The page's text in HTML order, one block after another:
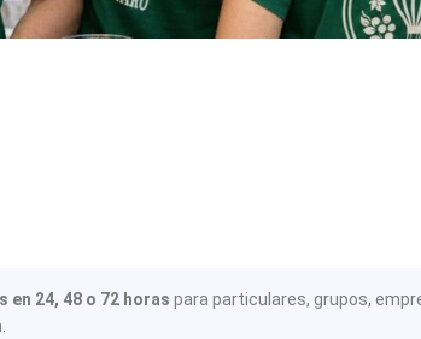
24, 48 o 72 horas para particulares, grupos,